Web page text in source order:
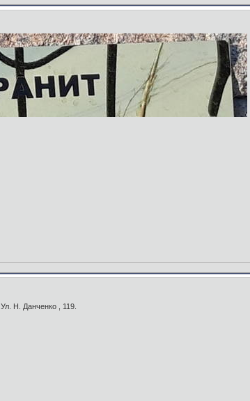
Н. Данченко , 119.